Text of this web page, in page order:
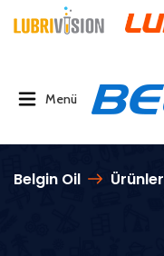
Menü
Belgin Oil Ürünler